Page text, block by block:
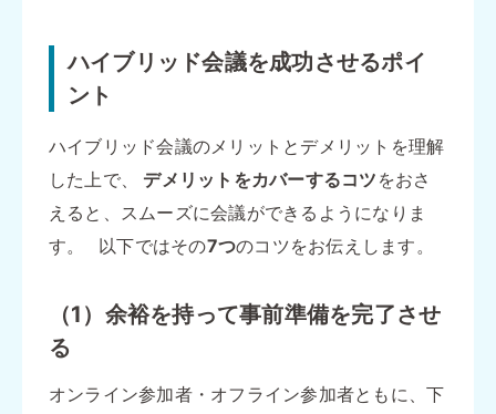
ハイブリッド会議を成功させるポイ
ント
ハイブリッド会議のメリットとデメリットを理解
した上で、 デメリットをカバーするコツ をおさ
えると、スムーズに会議ができるようになりま
す。 以下ではその7つのコツをお伝えします。
（1）余裕を持って事前準備を完了させ
る
オンライン参加者・オフライン参加者ともに、下